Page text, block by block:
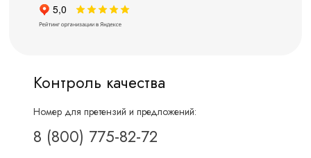
Контроль качества
Номер для претензий и предложений:
8 (800) 775-82-72